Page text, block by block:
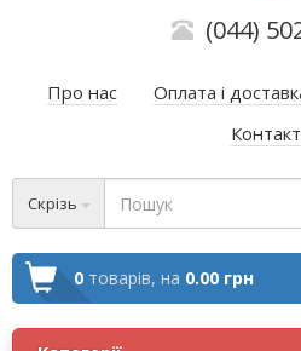
(044)
Про нас Оплата і
Скрізь
0 товарів, на 0.00 грн